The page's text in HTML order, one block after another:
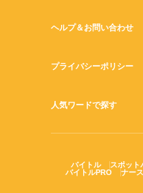
ヘルプ＆お問い合わせ
プライバシーポリシー
人気ワードで探す
バイトル スポット
バイトルPRO
ナー